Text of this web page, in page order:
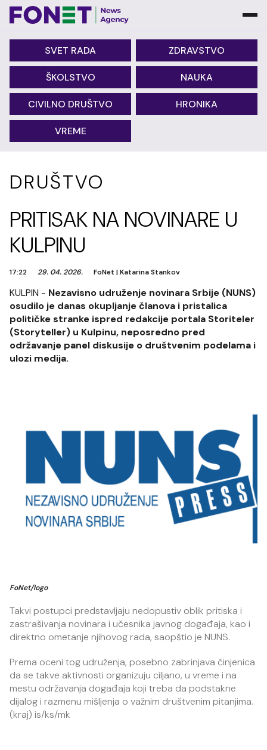
SVET RADA ZDRAVSTVO
ŠKOLSTVO NAUKA
CIVILNO DRUŠTVO HRONIKA
VREME
DRUŠTVO
PRITISAK NA NOVINARE U
KULPINU
17:22 29. 04. 2026. FoNet |Katarina Stankov
KULPIN - Nezavisno udruženje novinara Srbije (NUNS)
osudilo je danas okupljanje članova i pristalica
političke stranke ispred redakcije portala Storiteler
(Storyteller) u Kulpinu, neposredno pred
održavanje panel diskusije o društvenim podelama i
ulozi medija.
FoNet/logo
Takvi postupci predstavljaju nedopustiv oblik pritiska i
zastrašivanja novinara i učesnika javnog događaja, kao i
direktno ometanje njihovog rada, saopštio je NUNS.
Prema oceni tog udruženja, posebno zabrinjava činjenica
da se takve aktivnosti organizuju ciljano, u vreme i na
mestu održavanja događaja koji treba da podstakne
dijalog i razmenu mišljenja o važnim društvenim pitanjima.
(kraj) is/ks/mk